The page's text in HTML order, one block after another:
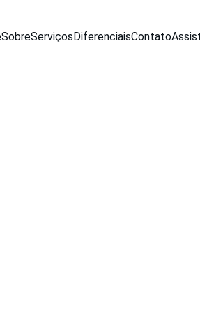
SobreServiçosDiferenciaisContato